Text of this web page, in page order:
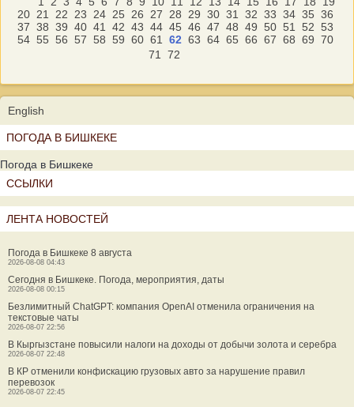
20 21 22 23 24 25 26 27 28 29 30 31 32 33 34 35 36
37 38 39 40 41 42 43 44 45 46 47 48 49 50 51 52 53
54 55 56 57 58 59 60 61 62 63 64 65 66 67 68 69 70
71
72
English
ПОГОДА В БИШКЕКЕ
Погода в Бишкеке
ССЫЛКИ
ЛЕНТА НОВОСТЕЙ
Погода в Бишкеке 8 августа
2026-08-08 04:43
Сегодня в Бишкеке. Погода, мероприятия, даты
2026-08-08 00:15
Безлимитный ChatGPT: компания OpenAI отменила ограничения на
текстовые чаты
2026-08-07 22:56
В Кыргызстане повысили налоги на доходы от добычи золота и серебра
2026-08-07 22:48
В КР отменили конфискацию грузовых авто за нарушение правил
перевозок
2026-08-07 22:45